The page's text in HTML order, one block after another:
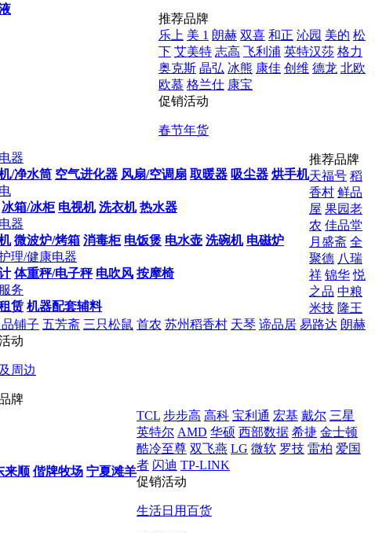
器
/净水筒 空气进化器 风扇/空调扇 取暖器 吸尘器 烘手机
冰箱/冰柜 电视机 洗衣机 热水器
器
微波炉/烤箱 消毒柜 电饭煲 电水壶 洗碗机 电磁炉
理/健康电器
体重秤/电子秤 电吹风 按摩椅
务
赁 机器配套辅料
推荐品牌
乐上 美 1 朗赫 双喜 和正 沁园 美的 松
下 艾美特 志高 飞利浦 英特汉莎 格力
奥克斯 晶弘 冰熊 康佳 创维 德龙 北欧
欧慕 格兰仕 康宝
促销活动
春节年货
来顺 偕牌牧场 宁夏滩羊
推荐品牌
天福号 稻
香村 鲜品
屋 果园老
农 佳品堂
月盛斋 全
聚德 八瑞
祥 锦华 悦
之品 中粮
米技 隆王
品铺子 五芳斋 三只松鼠 首农 苏州稻香村 天琴 谛品居 易路达 朗赫
动
周边
牌
TCL 步步高 高科 宝利通 宏基 戴尔 三星
英特尔 AMD 华硕 西部数据 希捷 金士顿
酷冷至尊 双飞燕 LG 微软 罗技 雷柏 爱国
者 闪迪 TP-LINK
促销活动
生活日用百货